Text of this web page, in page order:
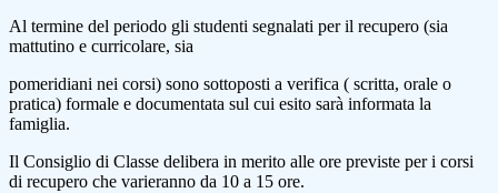
Al termine del periodo gli studenti segnalati per il recupero (sia
mattutino e curricolare, sia
pomeridiani nei corsi) sono sottoposti a verifica ( scritta, orale o
pratica) formale e documentata sul cui esito sarà informata la
famiglia.
Il Consiglio di Classe delibera in merito alle ore previste per i corsi
di recupero che varieranno da 10 a 15 ore.